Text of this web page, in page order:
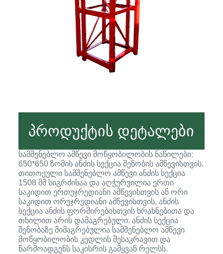
პროდუქტის დეტალები
სამშენებლო ამწევი მოწყობილობის ნაწილები:
650*650 ზომის ანძის სექცია შენობის ამწევისთვის.
თითოეული სამშენებლო ამწევი ანძის სექცია
1508 მმ სიგრძისაა და აღჭურვილია ერთი
საკიდით ერთუჯრედიანი ამწევისთვის ან ორი
საკიდით ორუჯრედიანი ამწევისთვის. ანძის
სექცია ანძის ფორმირებისთვის ხრახნებითა და
თხილით არის დამაგრებული. ანძის სექცია
შენობაზე მიმაგრებულია სამშენებლო ამწევი
მოწყობილობის კედლის შესაკრავით და
წარმოადგენს საკისრის გამყვან რელსს.